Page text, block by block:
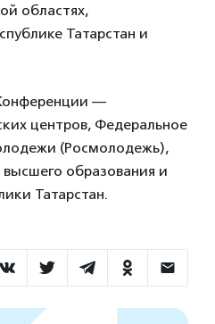
областях,
Татарстан и
—
центров, Федеральное
(Росмолодежь),
образования и
Татарстан.